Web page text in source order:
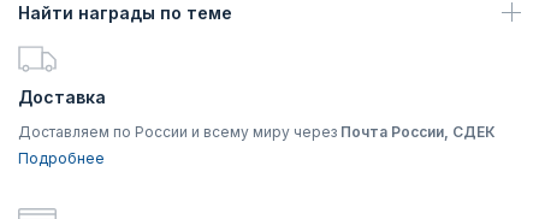
Найти награды по теме
Доставка
Доставляем по России и всему миру через Почта России, СДЕК
Подробнее